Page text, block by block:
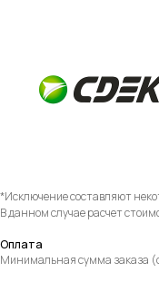
*Исключение составляют
В данном случае расчет
Оплата
Минимальная сумма заказа (с